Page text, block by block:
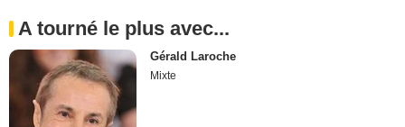
A tourné le plus avec...
Gérald Laroche
Mixte